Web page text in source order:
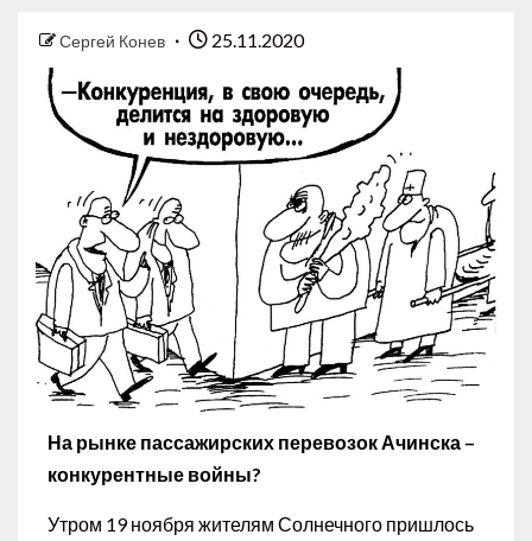
Сергей Конев 25.11.2020
На рынке пассажирских перевозок Ачинска –
конкурентные войны?
Утром 19 ноября жителям Солнечного пришлось